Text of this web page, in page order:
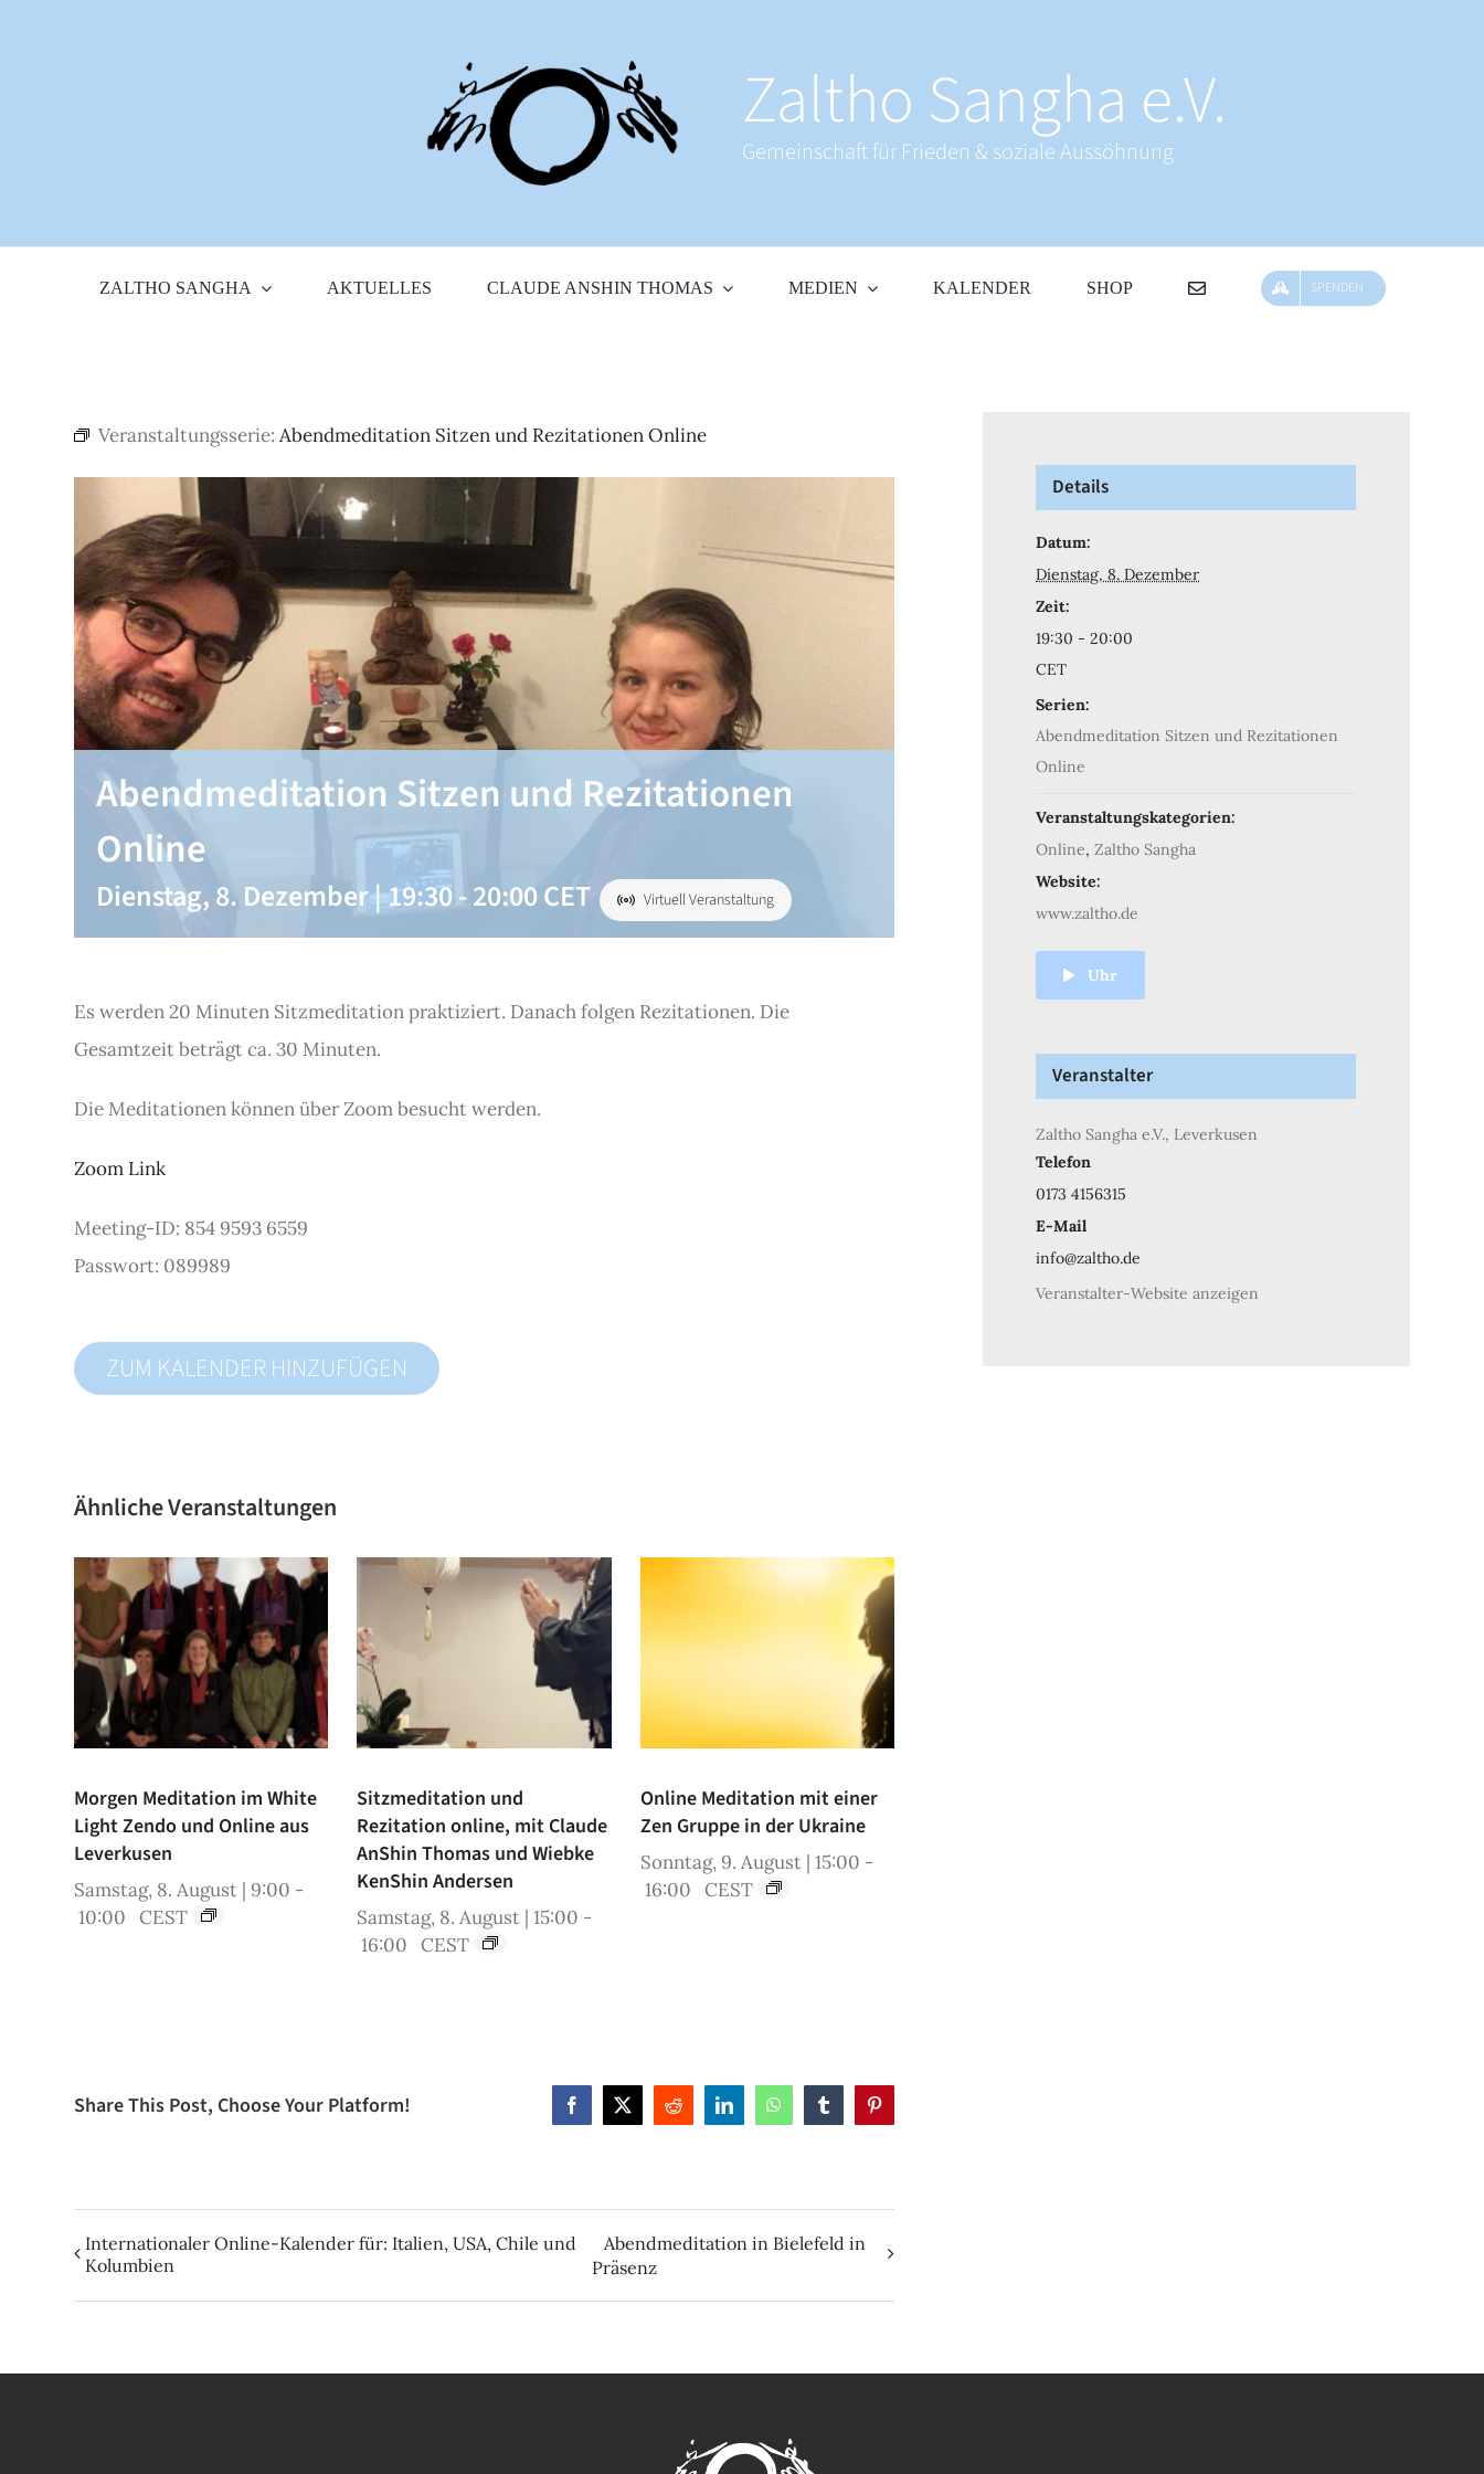
Zaltho Sangha e.V.
Gemeinschaft für Frieden & soziale Aussöhnung
ZALTHO SANGHA AKTUELLES CLAUDE ANSHIN THOMAS MEDIEN KALENDER SHOP SPENDEN
Veranstaltungsserie:Abendmeditation Sitzen und Rezitationen Online
Abendmeditation Sitzen und Rezitationen
Online
Dienstag, 8. Dezember | 19:30-20:00CET Virtuell Veranstaltung
Es werden 20 Minuten Sitzmeditation praktiziert. Danach folgen Rezitationen. Die
Gesamtzeit beträgt ca. 30 Minuten.
Die Meditationen können über Zoom besucht werden.
Zoom Link
Meeting-ID: 854 9593 6559
Passwort: 089989
ZUM KALENDER HINZUFÜGEN
Ähnliche Veranstaltungen
Morgen Meditation im White
Light Zendo und Online aus
Leverkusen
Samstag, 8. August | 9:00 -
10:00 CEST
Sitzmeditation und
Rezitation online, mit Claude
AnShin Thomas und Wiebke
KenShin Andersen
Samstag, 8. August | 15:00 -
16:00
CEST
Online Meditation mit einer
Zen Gruppe in der Ukraine
Sonntag, 9. August | 15:00 -
16:00 CEST
Share This Post, Choose Your Platform! Facebook
X Reddit LinkedInWhatsAppTumblrPinterest
Internationaler Online-Kalender für: Italien, USA, Chile und
Kolumbien
Abendmeditation in Bielefeld in
Präsenz
Details
Datum:
Dienstag, 8. Dezember
Zeit:
19:30 - 20:00
CET
Serien:
Abendmeditation Sitzen und Rezitationen
Online
Veranstaltungskategorien:
Online,Zaltho Sangha
Website:
www.zaltho.de
Uhr
Veranstalter
Zaltho Sangha e.V., Leverkusen
Telefon
0173 4156315
E-Mail
info@zaltho.de
Veranstalter-Website anzeigen